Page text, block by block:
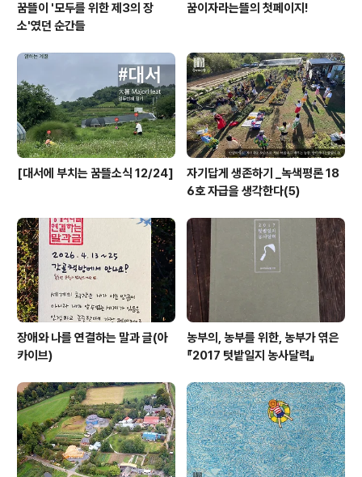
꿈뜰이 '모두를 위한 제3의 장
소'였던 순간들
꿈이자라는뜰의 첫페이지!
[대서에 부치는 꿈뜰소식 12/24]
자기답게 생존하기 _녹색평론 18
6호 자급을 생각한다(5)
장애와 나를 연결하는 말과 글(아
카이브)
농부의, 농부를 위한, 농부가 엮은
『2017 텃밭일지 농사달력』